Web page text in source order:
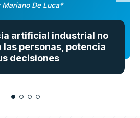
artificial industrial no
las personas, potencia
decisiones
Mariano De Luca*